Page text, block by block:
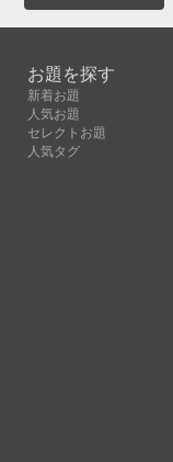
お題を探す
新着お題
人気お題
セレクトお題
人気タグ